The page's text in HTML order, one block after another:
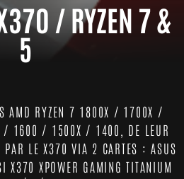
/ RYZEN 7 &
5
AMD RYZEN 7 1800X / 1700X /
/ 1600 / 1500X / 1400, DE LEUR
PAR LE X370 VIA 2 CARTES : ASUS
X370 XPOWER GAMING TITANIUM